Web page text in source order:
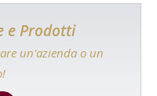
e Prodotti
un'azienda o un